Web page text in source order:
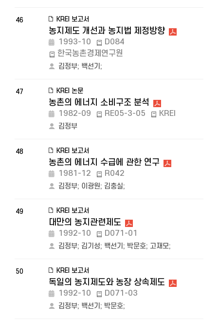
46 KREI 보고서
농지제도 개선과 농지법 제정방향
1993-10
D084
한국농촌경제연구원
김정부; 백선기 ;
47 KREI 논문
농촌의 에너지 소비구조 분석
1982-09 RE05-3-05 KREI
김정부
48 KREI 보고서
농촌의 에너지 수급에 관한 연구
1981-12 R042
김정부; 이광원; 김충실;
49 KREI 보고서
대만의 농지관련제도
1992-10 D071-01
김정부; 김기성; 백선기 ; 박문호; 고재모;
50 KREI 보고서
독일의 농지제도와 농장 상속제도
1992-10 D071-03
김정부; 백선기 ; 박문호;